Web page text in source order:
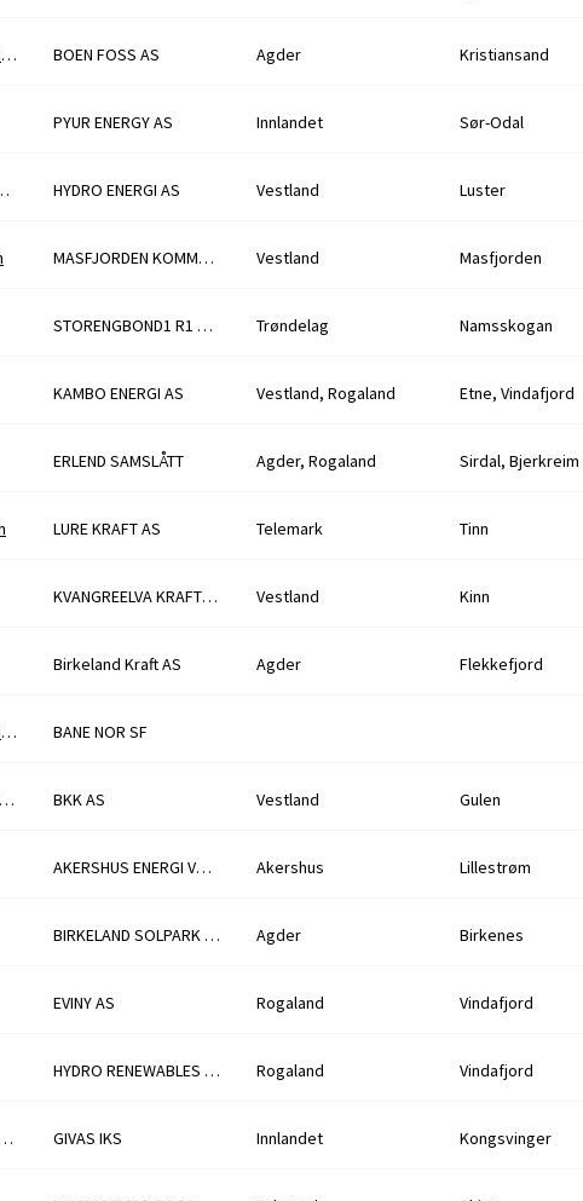
Søknad om forlengelse av midlertidig fravik fra konsesjonsvilkår for Boenfoss kraftverk BOEN FOSS AS Agder Kristiansand
PYUR ENERGY AS Innlandet Sør-Odal
og Illvatn kraftverk HYDRO ENERGI AS Vestland Luster
MASFJORDEN KOMMUNE Vestland Masfjorden
STORENGBOND1 R1 1R-GI Trøndelag Namsskogan
KAMBO ENERGI AS Vestland, Rogaland Etne, Vindafjord
ERLEND SAMSLÅTT Agder, Rogaland Sirdal, Bjerkreim
LURE KRAFT AS Telemark Tinn
KVANGREELVA KRAFTVERK AS Vestland Kinn
Birkeland Kraft AS Agder Flekkefjord
Nedleggelse av 55 kV linje Sande - Hakavik - Sundet og Sande transformatorstasjon BANE NOR SF
132 kV kraftledning Sandøy - Raunholmen og Raunholmen transformatorstasjon BKK AS Vestland Gulen
AKERSHUS ENERGI VARME AS Akershus Lillestrøm
BIRKELAND SOLPARK AS Agder Birkenes
EVINY AS Rogaland Vindafjord
HYDRO RENEWABLES NORWAY HOLDING AS Rogaland Vindafjord
Granli vannverk - søknad om uttak av grunnvann GIVAS IKS Innlandet Kongsvinger